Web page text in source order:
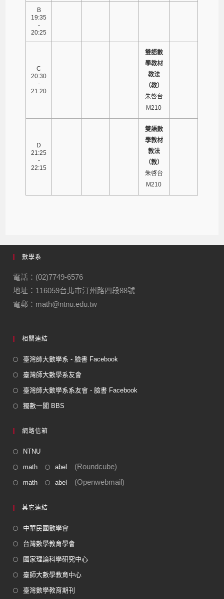
B
19:35
-
20:25
C
20:30
-
21:20
雙語數
學教材
教法
（教）
朱啓台
M210
D
21:25
-
22:15
雙語數
學教材
教法
（教）
朱啓台
M210
數學系
電話：(02)7749-6576
地址：116059台北市汀州路四段88號
電郵：math@ntnu.edu.tw
相關連結
臺灣師大數學系 - 臉書 Facebook
臺灣師大數學系友會
臺灣師大數學系系友會 - 臉書 Facebook
獨數一閣 BBS
網路信箱
NTNU
math abel (Roundcube)
math abel (Openwebmail)
其它連結
中華民國數學會
台灣數學教育學會
國家理論科學研究中心
臺師大數學教育中心
臺灣數學教育期刊